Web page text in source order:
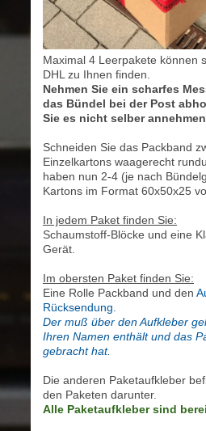
Maximal 4 Leerpakete können
DHL zu Ihnen finden.
Nehmen Sie ein scharfes
das Bündel bei der Post
Sie es nicht selber
Schneiden Sie das Packband
Einzelkartons waagerecht
haben nun 2-4 (je nach
Kartons im Format 60x50x25
In jedem Paket finden Sie:
Schaumstoff-Blöcke und eine
Gerät.
Im obersten Paket finden Sie:
Eine Rolle Packband und den
Rücksendung.
Der muß über den Aufkleber
Ihren Namen enthält und das
gebracht hat.
Die anderen Paketaufkleber
den Paketen darunter.
Alle Paketaufkleber sind